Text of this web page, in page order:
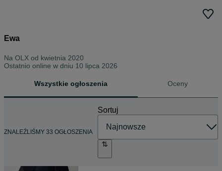
Ewa
Na OLX od kwietnia 2020
Ostatnio online w dniu 10 lipca 2026
Wszystkie ogłoszenia Oceny
ZNALEŹLIŚMY 33 OGŁOSZENIA
Sortuj